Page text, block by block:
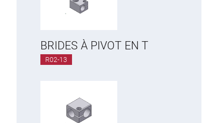
BRIDES À PIVOT EN T
R02-13